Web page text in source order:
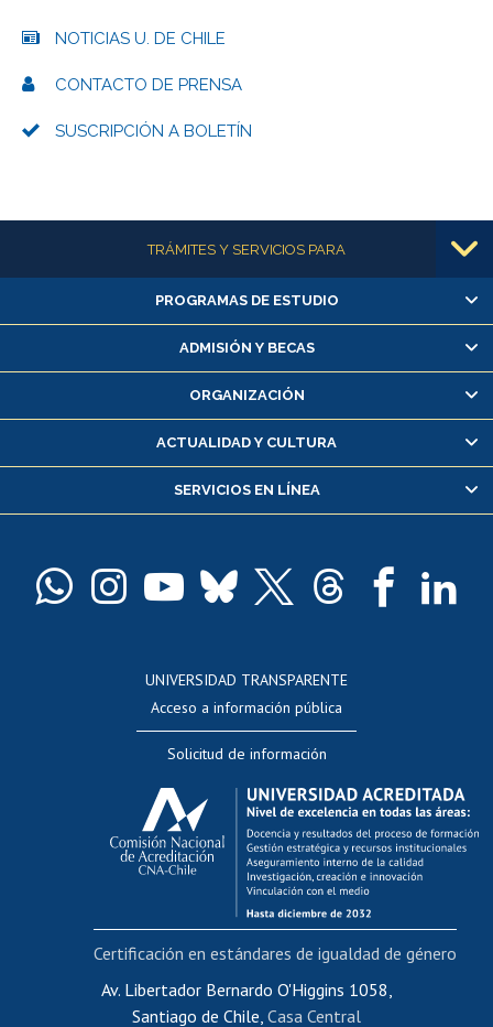
NOTICIAS U. DE CHILE
CONTACTO DE PRENSA
SUSCRIPCIÓN A BOLETÍN
Más informaciónTRÁMITES Y SERVICIOS PARA
Alumnas/os y exalumnas/os
Matrícula en línea
Inscripción y cambio de asignaturas
Consulta y certificado de notas
Servicio médico y dental
Pago de arancel y crédito alumnos
Docentes
Evaluación docente
Calificación académica
Postulación al AUCAI
Funcionarias/os
Cursos internos de capacitación
Bienestar del personal
Portal de movilidad interna
Certificado de renta
Certificado de renta honorarios
PROGRAMAS DE ESTUDIO
ADMISIÓN Y BECAS
ORGANIZACIÓN
ACTUALIDAD Y CULTURA
SERVICIOS EN LÍNEA
UNIVERSIDAD TRANSPARENTE
Acceso a información pública
Solicitud de información
Av. Libertador Bernardo O'Higgins 1058,
Santiago de Chile, Casa Central
Certificación en estándares de igualdad de género